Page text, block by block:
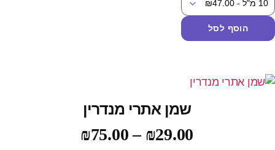
הוסף לסל
שמן אתרי מנדרין
₪29.00
–
₪75.00